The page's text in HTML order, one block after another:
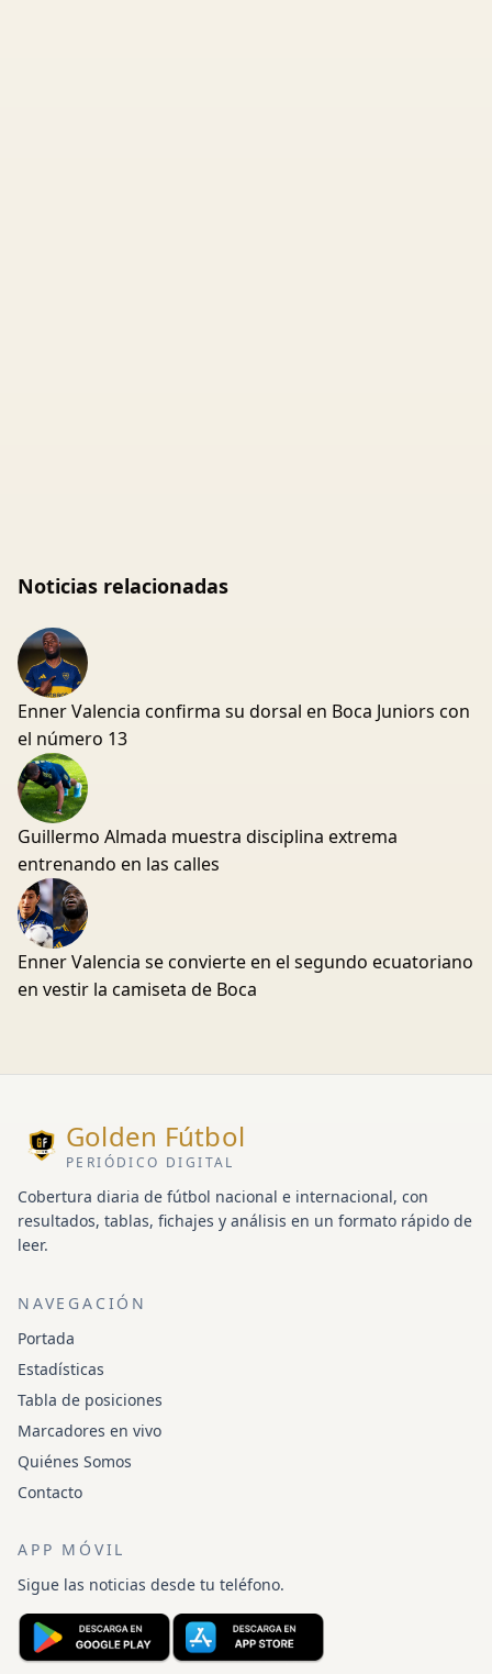
Noticias relacionadas
Enner Valencia confirma su dorsal en Boca Juniors con
el número 13
Guillermo Almada muestra disciplina extrema
entrenando en las calles
Enner Valencia se convierte en el segundo ecuatoriano
en vestir la camiseta de Boca
Golden Fútbol
PERIÓDICO DIGITAL
Cobertura diaria de fútbol nacional e internacional, con
resultados, tablas, fichajes y análisis en un formato rápido de
leer.
NAVEGACIÓN
Portada
Estadísticas
Tabla de posiciones
Marcadores en vivo
Quiénes Somos
Contacto
APP MÓVIL
Sigue las noticias desde tu teléfono.